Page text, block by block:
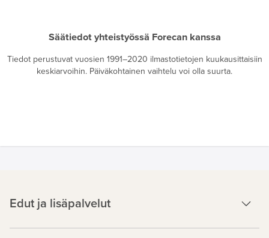
Säätiedot yhteistyössä Forecan kanssa
Tiedot perustuvat vuosien 1991–2020 ilmastotietojen kuukausittaisiin
keskiarvoihin. Päiväkohtainen vaihtelu voi olla suurta.
Edut ja lisäpalvelut